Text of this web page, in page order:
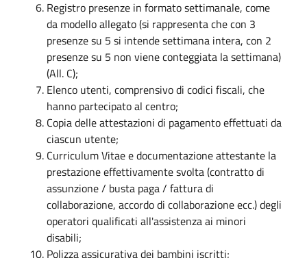
Registro presenze in formato settimanale, come
da modello allegato (si rappresenta che con 3
presenze su 5 si intende settimana intera, con 2
presenze su 5 non viene conteggiata la settimana)
(All. C);
Elenco utenti, comprensivo di codici fiscali, che
hanno partecipato al centro;
Copia delle attestazioni di pagamento effettuati da
ciascun utente;
Curriculum Vitae e documentazione attestante la
prestazione effettivamente svolta (contratto di
assunzione / busta paga / fattura di
collaborazione, accordo di collaborazione ecc.) degli
operatori qualificati all'assistenza ai minori
disabili;
Polizza assicurativa dei bambini iscritti;